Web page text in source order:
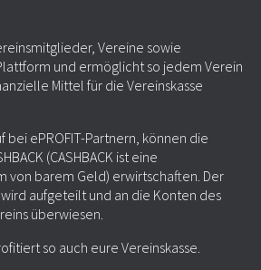
Vereine sowie
und ermöglicht so jedem Verein
Mittel für die Vereinskasse
bei ePROFIT-Partnern, können die
(CASHBACK ist eine
von barem Geld) erwirtschaften. Der
aufgeteilt und an die Konten des
überwiesen.
so auch eure Vereinskasse.